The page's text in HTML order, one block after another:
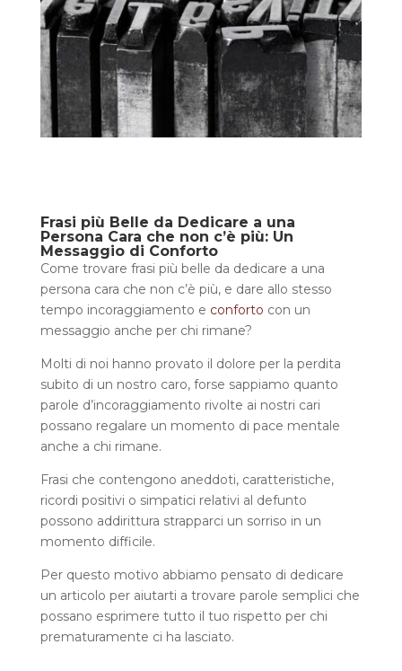
Frasi più Belle da Dedicare a una
Persona Cara che non c’è più: Un
Messaggio di Conforto
Come trovare frasi più belle da dedicare a una
persona cara che non c’è più, e dare allo stesso
tempo incoraggiamento e conforto con un
messaggio anche per chi rimane?
Molti di noi hanno provato il dolore per la perdita
subito di un nostro caro, forse sappiamo quanto
parole d’incoraggiamento rivolte ai nostri cari
possano regalare un momento di pace mentale
anche a chi rimane.
Frasi che contengono aneddoti, caratteristiche,
ricordi positivi o simpatici relativi al defunto
possono addirittura strapparci un sorriso in un
momento difficile.
Per questo motivo abbiamo pensato di dedicare
un articolo per aiutarti a trovare parole semplici che
possano esprimere tutto il tuo rispetto per chi
prematuramente ci ha lasciato.